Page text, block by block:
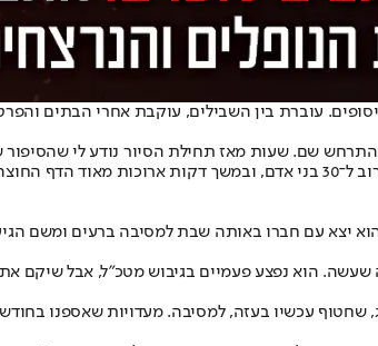
עוברת בין השבילים, עוקבת אחרי הבתים
שם. שעות מאז תחילת הסיור נודע לי
אימו של ענר שפירא ז"ל, שביצע את אחד ממעשי הגבורה הגדולים באותה שבת שחורה. ענר נעמד בכניסה למיגונית שאליה
הוא נפצע פעמיים בגיבוש מטכ"ל, אבל שיקם את
שחטוף עכשיו בעזה, למסיבה. מעדויות שאספנו